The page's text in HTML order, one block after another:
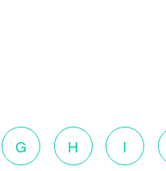
G H I